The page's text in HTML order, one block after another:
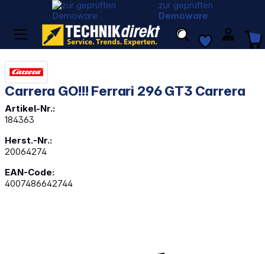
zur geprüften
Demoware
Carrera GO!!! Ferrari 296 GT3 Carrera
Artikel-Nr.:
184363
Herst.-Nr.:
20064274
EAN-Code:
4007486642744